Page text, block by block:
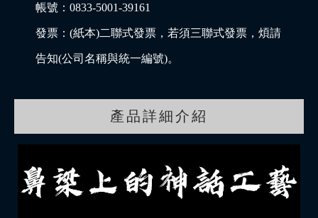
帳號：0833-5001-39161
發票：(紙本)二聯式發票，若須三聯式發票，煩請
告知(公司名稱與統一編號)。
產品詳細介紹